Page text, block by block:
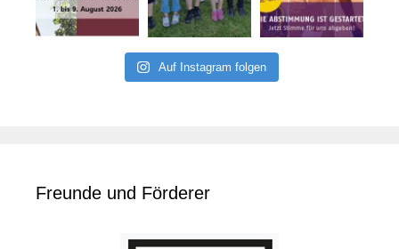
Auf Instagram folgen
Freunde und Förderer